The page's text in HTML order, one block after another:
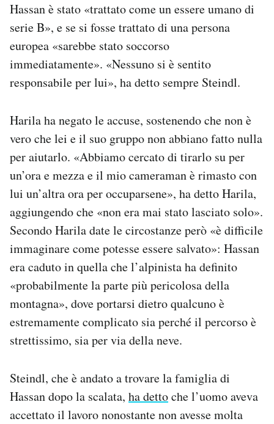
Hassan è stato «trattato come un essere umano di
serie B», e se si fosse trattato di una persona
europea «sarebbe stato soccorso
immediatamente». «Nessuno si è sentito
responsabile per lui», ha detto sempre Steindl.
Harila ha negato le accuse, sostenendo che non è
vero che lei e il suo gruppo non abbiano fatto nulla
per aiutarlo. «Abbiamo cercato di tirarlo su per
un’ora e mezza e il mio cameraman è rimasto con
lui un’altra ora per occuparsene», ha detto Harila,
aggiungendo che «non era mai stato lasciato solo».
Secondo Harila date le circostanze però «è difficile
immaginare come potesse essere salvato»: Hassan
era caduto in quella che l’alpinista ha definito
«probabilmente la parte più pericolosa della
montagna», dove portarsi dietro qualcuno è
estremamente complicato sia perché il percorso è
strettissimo, sia per via della neve.
Steindl, che è andato a trovare la famiglia di
Hassan dopo la scalata, ha dettoche l’uomo aveva
accettato il lavoro nonostante non avesse molta